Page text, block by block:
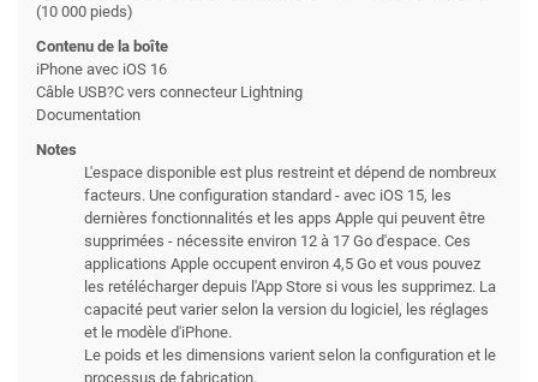
(10 000 pieds)
Contenu de la boîte
iPhone avec iOS 16
Câble USB?C vers connecteur Lightning
Documentation
Notes
L'espace disponible est plus restreint et dépend de nombreux
facteurs. Une configuration standard - avec iOS 15, les
dernières fonctionnalités et les apps Apple qui peuvent être
supprimées - nécessite environ 12 à 17 Go d'espace. Ces
applications Apple occupent environ 4,5 Go et vous pouvez
les retélécharger depuis l'App Store si vous les supprimez. La
capacité peut varier selon la version du logiciel, les réglages
et le modèle d'iPhone.
Le poids et les dimensions varient selon la configuration et le
processus de fabrication.